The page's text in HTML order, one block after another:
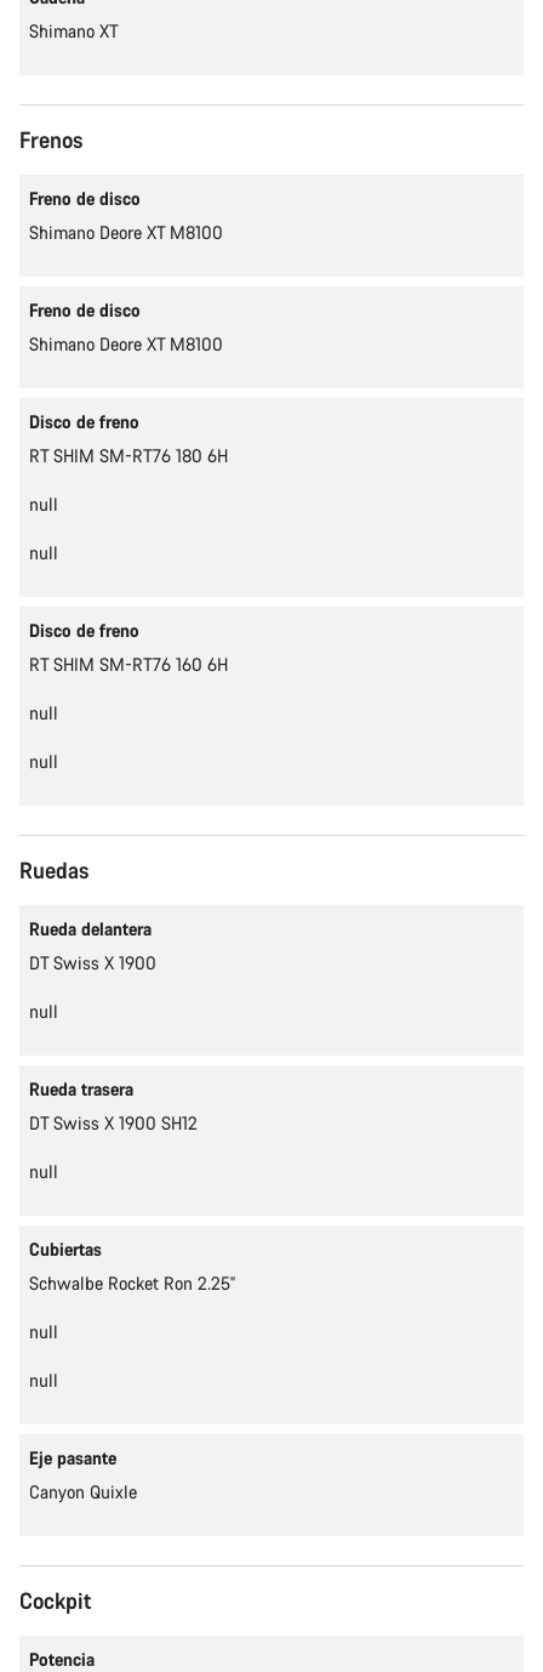
Shimano XT
Frenos
Freno de disco
Shimano Deore XT M8100
Freno de disco
Shimano Deore XT M8100
Disco de freno
RT SHIM SM-RT76 180 6H
null
null
Disco de freno
RT SHIM SM-RT76 160 6H
null
null
Ruedas
Rueda delantera
DT Swiss X 1900
null
Rueda trasera
DT Swiss X 1900 SH12
null
Cubiertas
Schwalbe Rocket Ron 2.25''
null
null
Eje pasante
Canyon Quixle
Cockpit
Potencia